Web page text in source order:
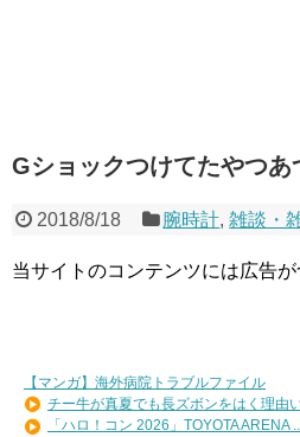
Gショックつけてたやつあ
2018/8/18 腕時計,雑談・
当サイトのコンテンツには広告が
【マンガ】海外病院トラブルファイル
チー牛が真夏でも長ズボンをはく理由
「ハロ！コン 2026」TOYOTA ARENA